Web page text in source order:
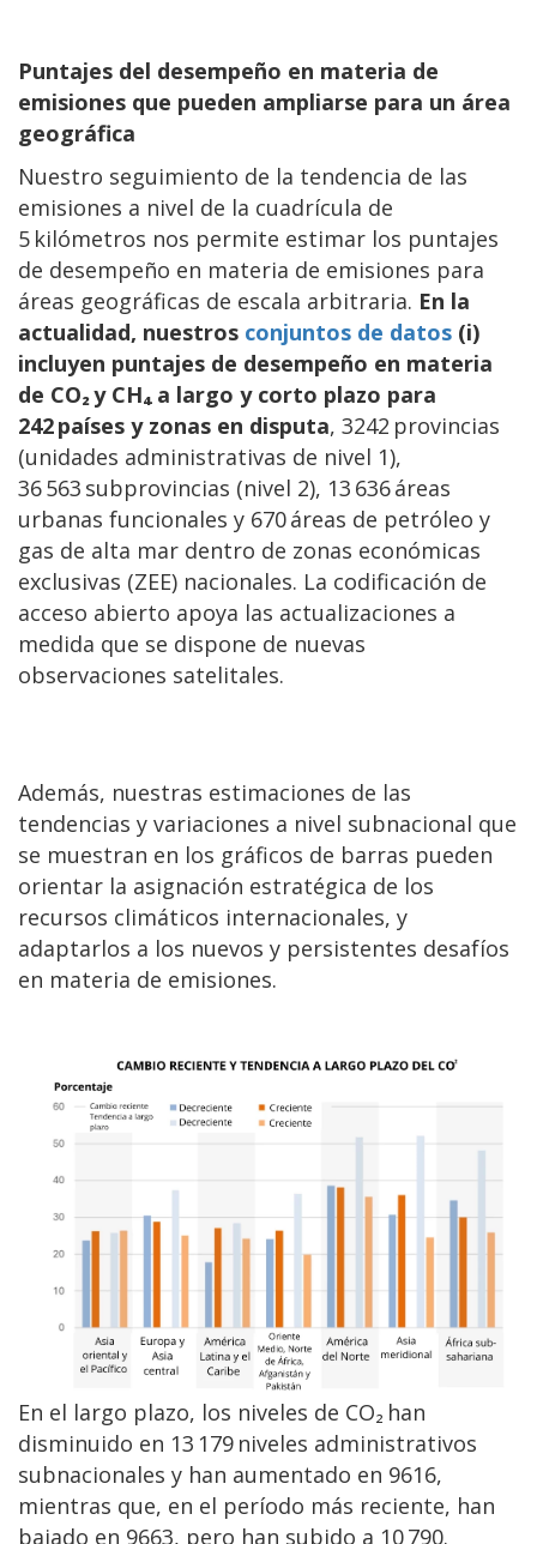
Puntajes del desempeño en materia de
emisiones que pueden ampliarse para un área
geográfica
Nuestro seguimiento de la tendencia de las
emisiones a nivel de la cuadrícula de
5 kilómetros nos permite estimar los puntajes
de desempeño en materia de emisiones para
áreas geográficas de escala arbitraria. En la
actualidad, nuestros conjuntos de datos (i)
incluyen puntajes de desempeño en materia
de CO₂ y CH₄ a largo y corto plazo para
242 países y zonas en disputa, 3242 provincias
(unidades administrativas de nivel 1),
36 563 subprovincias (nivel 2), 13 636 áreas
urbanas funcionales y 670 áreas de petróleo y
gas de alta mar dentro de zonas económicas
exclusivas (ZEE) nacionales. La codificación de
acceso abierto apoya las actualizaciones a
medida que se dispone de nuevas
observaciones satelitales.
Además, nuestras estimaciones de las
tendencias y variaciones a nivel subnacional que
se muestran en los gráficos de barras pueden
orientar la asignación estratégica de los
recursos climáticos internacionales, y
adaptarlos a los nuevos y persistentes desafíos
en materia de emisiones.
En el largo plazo, los niveles de CO₂ han
disminuido en 13 179 niveles administrativos
subnacionales y han aumentado en 9616,
mientras que, en el período más reciente, han
bajado en 9663, pero han subido a 10 790.